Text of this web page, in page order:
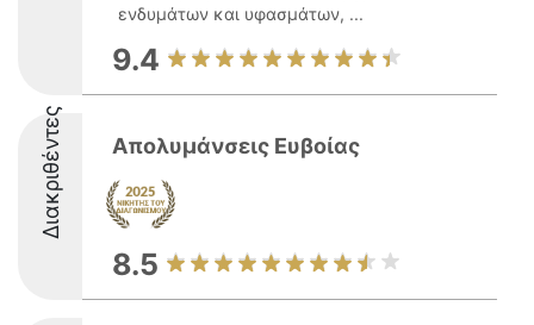
ενδυμάτων και υφασμάτων, ...
9.4
Διακριθέντες Απολυμάνσεις Ευβοίας
8.5